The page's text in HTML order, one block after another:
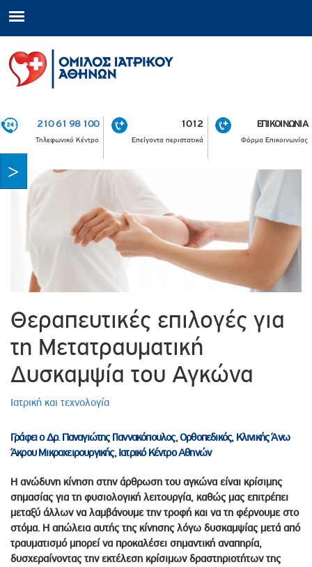
210 61 98 100
Τηλεφωνικό Κέντρο
1012
Επείγοντα περιστατικά
ΕΠΙΚΟΙΝΩΝΙΑ
Φόρμα Επικοινωνίας
Θεραπευτικές επιλογές για
τη Μετατραυματική
Δυσκαμψία του Αγκώνα
Ιατρική και τεχνολογία
Γράφει ο Δρ. Παναγιώτης Γιαννακόπουλος, Ορθοπεδικός, Κλινικής Άνω
Άκρου Μικροχειρουργικής, Ιατρικό Κέντρο Αθηνών
Η ανώδυνη κίνηση στην άρθρωση του αγκώνα είναι κρίσιμης
σημασίας για τη φυσιολογική λειτουργία, καθώς μας επιτρέπει
μεταξύ άλλων να λαμβάνουμε την τροφή και να τη φέρνουμε στο
στόμα. Η απώλεια αυτής της κίνησης λόγω δυσκαμψίας μετά από
τραυματισμό μπορεί να προκαλέσει σημαντική αναπηρία,
δυσχεραίνοντας την εκτέλεση κρίσιμων δραστηριοτήτων της